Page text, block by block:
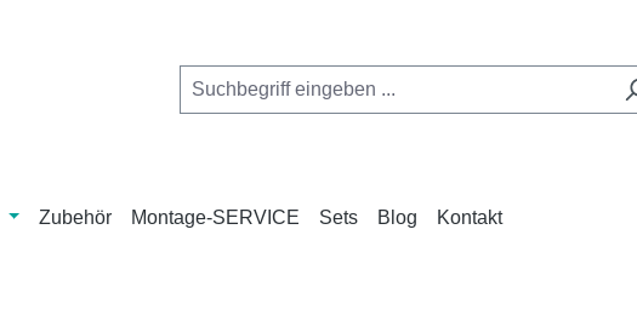
Zubehör Montage-SERVICE Sets Blog Kontakt